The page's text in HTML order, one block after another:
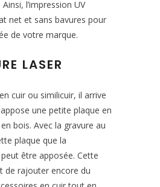
l’impression UV
net et sans bavures pour
de votre marque.
LASER
cuir ou similicuir, il arrive
une petite plaque en
bois. Avec la gravure au
plaque que la
être apposée. Cette
de rajouter encore du